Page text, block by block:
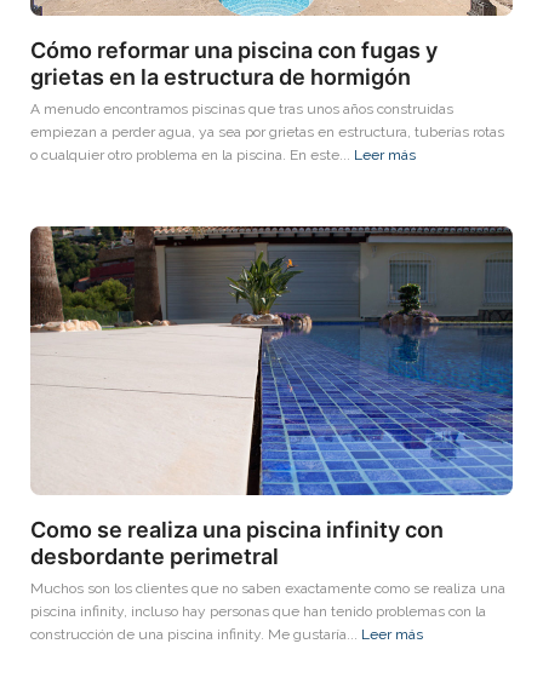
Cómo reformar una piscina con fugas y
grietas en la estructura de hormigón
A menudo encontramos piscinas que tras unos años construidas
empiezan a perder agua, ya sea por grietas en estructura, tuberías rotas
o cualquier otro problema en la piscina. En este... Leer más
Como se realiza una piscina infinity con
desbordante perimetral
Muchos son los clientes que no saben exactamente como se realiza una
piscina infinity, incluso hay personas que han tenido problemas con la
construcción de una piscina infinity. Me gustaría... Leer más